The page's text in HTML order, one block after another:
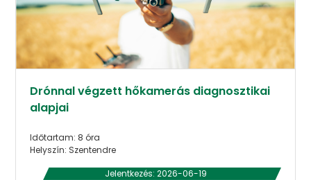
Drónnal végzett hőkamerás diagnosztikai
alapjai
Időtartam: 8 óra
Helyszín: Szentendre
Jelentkezés: 2026-06-19